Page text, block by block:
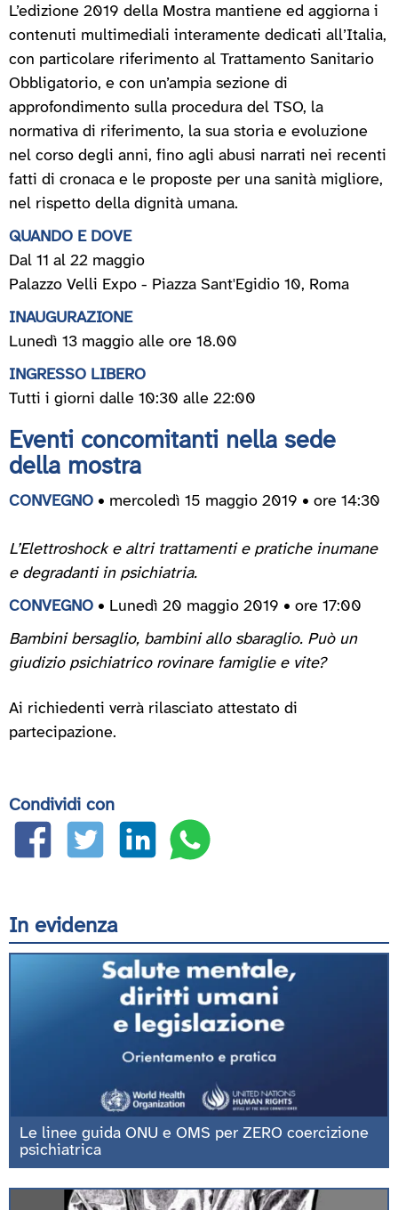
L’edizione 2019 della Mostra mantiene ed aggiorna i
contenuti multimediali interamente dedicati all’Italia,
con particolare riferimento al Trattamento Sanitario
Obbligatorio, e con un’ampia sezione di
approfondimento sulla procedura del TSO, la
normativa di riferimento, la sua storia e evoluzione
nel corso degli anni, fino agli abusi narrati nei recenti
fatti di cronaca e le proposte per una sanità migliore,
nel rispetto della dignità umana.
QUANDO E DOVE
Dal 11 al 22 maggio
Palazzo Velli Expo - Piazza Sant'Egidio 10, Roma
INAUGURAZIONE
Lunedì 13 maggio alle ore 18.00
INGRESSO LIBERO
Tutti i giorni dalle 10:30 alle 22:00
Eventi concomitanti nella sede
della mostra
CONVEGNO • mercoledì 15 maggio 2019 • ore 14:30
L’Elettroshock e altri trattamenti e pratiche inumane
e degradanti in psichiatria.
CONVEGNO • Lunedì 20 maggio 2019 • ore 17:00
Bambini bersaglio, bambini allo sbaraglio. Può un
giudizio psichiatrico rovinare famiglie e vite?
Ai richiedenti verrà rilasciato attestato di
partecipazione.
Condividi con
In evidenza
Le linee guida ONU e OMS per ZERO coercizione
psichiatrica